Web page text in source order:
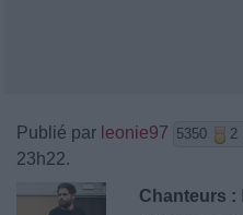
Publié par leonie97 5350 2
23h22.
Chanteurs :